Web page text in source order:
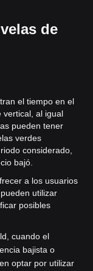
de
el tiempo en el
vertical, al igual
pueden tener
verdes
considerado,
bajó.
a los usuarios
utilizar
posibles
cuando el
bajista o
optar por utilizar